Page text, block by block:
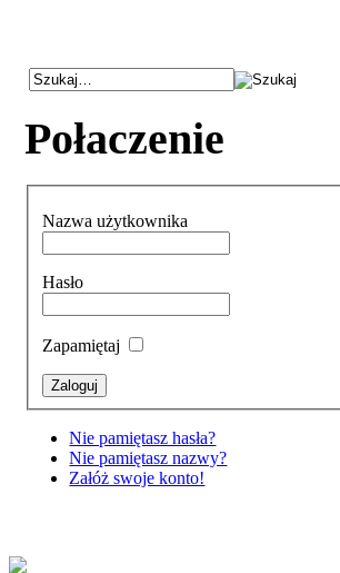
Połaczenie
Nazwa użytkownika
Hasło
Zapamiętaj
Nie pamiętasz hasła?
Nie pamiętasz nazwy?
Załóż swoje konto!